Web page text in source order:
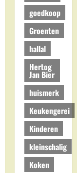
goedkoop
Groenten
hallal
Hertog
Jan Bier
huismerk
Keukengerei
Kinderen
kleinschalig
Koken